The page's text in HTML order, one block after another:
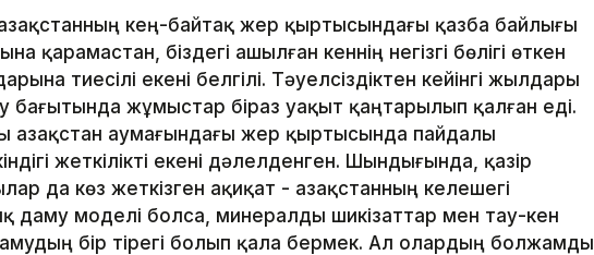
кең-байтақ жер қыртысындағы қазба байлығы
қарамастан, біздегі ашылған кеннің негізгі бөлігі өткен
тиесілі екені белгілі. Тәуелсіздіктен кейінгі жылдары
бағытында жұмыстар біраз уақыт қаңтарылып қалған еді.
Қазақстан аумағындағы жер қыртысында пайдалы
жеткілікті екені дәлелденген. Шындығында, қазір
да көз жеткізген ақиқат - Қазақстанның келешегі
даму моделі болса, минералды шикізаттар мен тау-кен
бір тірегі болып қала бермек. Ал олардың болжамды